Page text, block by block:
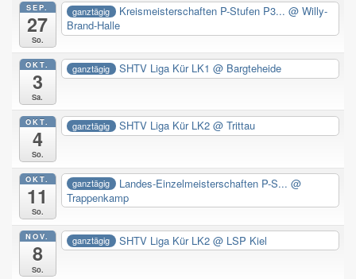
SEP.
27
So.
ganztägig Kreismeisterschaften P-Stufen P3...@ Willy-
Brand-Halle
OKT.
3
Sa.
ganztägig SHTV Liga Kür LK1@ Bargteheide
OKT.
4
So.
ganztägig SHTV Liga Kür LK2@ Trittau
OKT.
11
So.
ganztägig Landes-Einzelmeisterschaften P-S...@
Trappenkamp
NOV.
8
So.
ganztägig SHTV Liga Kür LK2@ LSP Kiel